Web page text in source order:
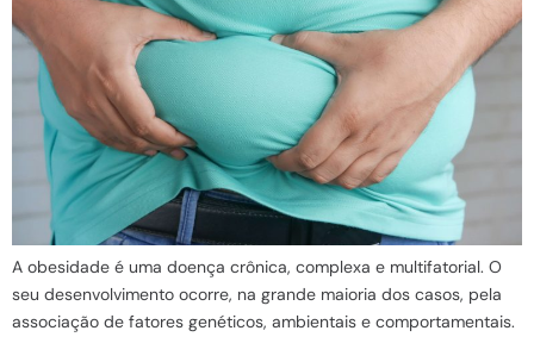
A obesidade é uma doença crônica, complexa e multifatorial. O
seu desenvolvimento ocorre, na grande maioria dos casos, pela
associação de fatores genéticos, ambientais e comportamentais.